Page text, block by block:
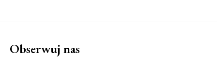
Obserwuj nas